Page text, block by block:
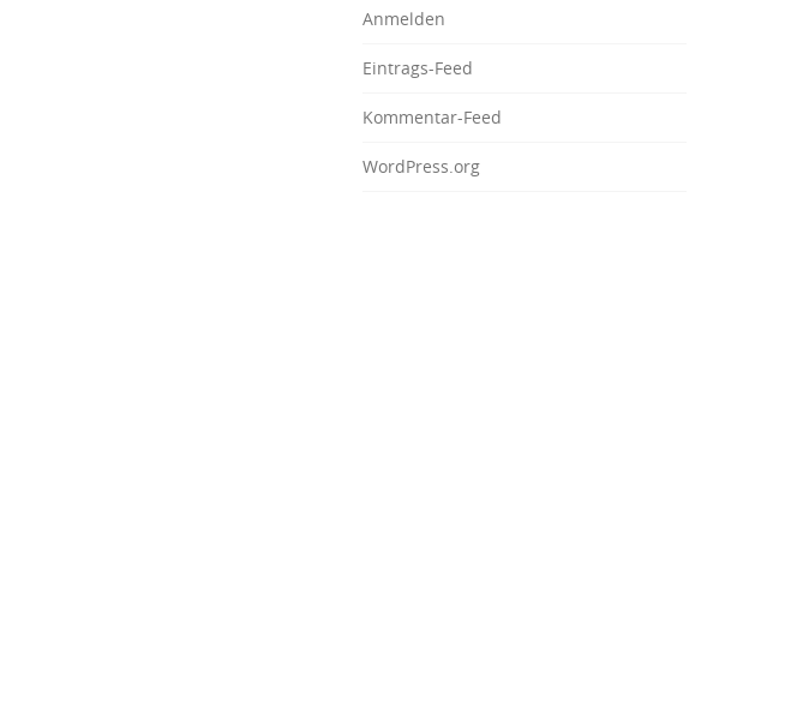
Anmelden
Eintrags-Feed
Kommentar-Feed
WordPress.org